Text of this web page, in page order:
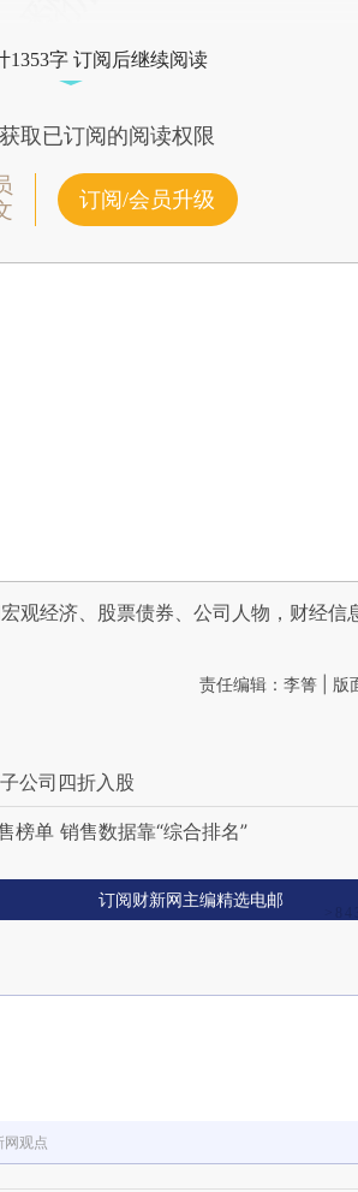
1353字 订阅后继续阅读
取已订阅的阅读权限
订阅/会员升级
观经济、股票债券、公司人物，财经信
责任编辑：李箐 | 版
公司四折入股
榜单 销售数据靠“综合排名”
订阅财新网主编精选电邮
网观点